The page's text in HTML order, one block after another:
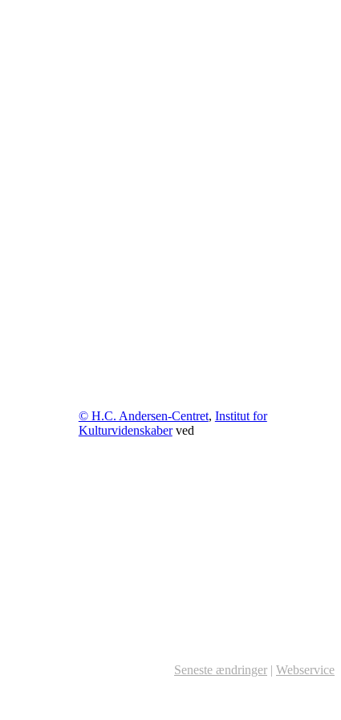
© H.C. Andersen-Centret, Institut for
Kulturvidenskaberved
Seneste ændringer | Webservice